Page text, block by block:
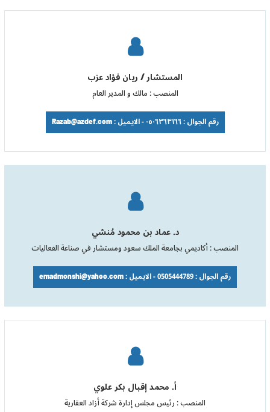
المستشار / ريان فؤاد عزب
المنصب : مالك و المدير العام
رقم الجوال : ٠٥٠٦٣٦٣١٦٦ - الايميل : Razab@azdef.com
د. عماد بن محمود مُنشي
المنصب : أكاديمي بجامعة الملك سعود ومستشار في صناعة الفعاليات
رقم الجوال : 0505444789 - الايميل : emadmonshi@yahoo.com
أ. محمد إقبال بكر علوي
المنصب : رئيس مجلس إدارة شركة أزاد العقارية